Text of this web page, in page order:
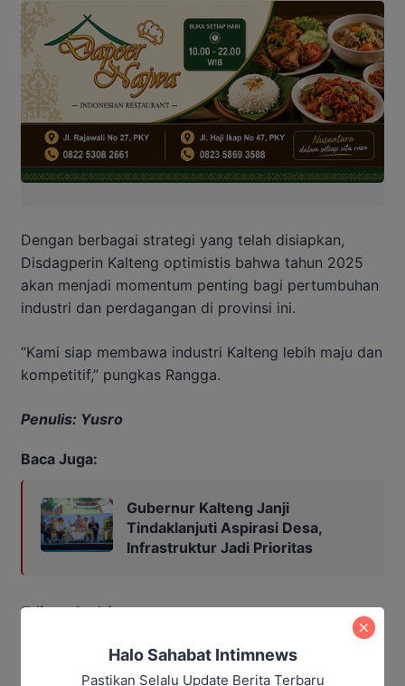
Dengan berbagai strategi yang telah disiapkan,
Disdagperin Kalteng optimistis bahwa tahun 2025
akan menjadi momentum penting bagi pertumbuhan
industri dan perdagangan di provinsi ini.
“Kami siap membawa industri Kalteng lebih maju dan
kompetitif,” pungkas Rangga.
Penulis: Yusro
Baca Juga:
Gubernur Kalteng Janji
Tindaklanjuti Aspirasi Desa,
Infrastruktur Jadi Prioritas
Editor: Andrian
Disdagperin KaltengHalo Sahabat Intimnews
Pastikan Selalu Update Berita Terbaru